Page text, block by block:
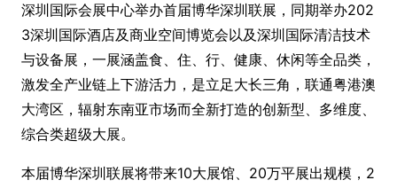
深圳国际会展中心举办首届博华深圳联展，同期举办202
3深圳国际酒店及商业空间博览会以及深圳国际清洁技术
与设备展，一展涵盖食、住、行、健康、休闲等全品类，
激发全产业链上下游活力，是立足大长三角，联通粤港澳
大湾区，辐射东南亚市场而全新打造的创新型、多维度、
综合类超级大展。
本届博华深圳联展将带来10大展馆、20万平展出规模，2